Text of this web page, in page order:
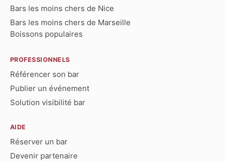
Bars les moins chers de Nice
Bars les moins chers de Marseille
Boissons populaires
PROFESSIONNELS
Référencer son bar
Publier un événement
Solution visibilité bar
AIDE
Réserver un bar
Devenir partenaire